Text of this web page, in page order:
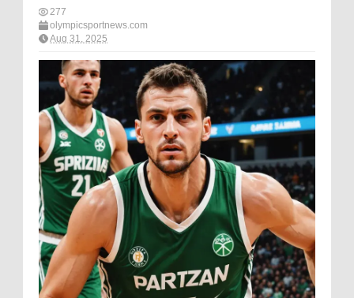
277
olympicsportnews.com
Aug 31, 2025